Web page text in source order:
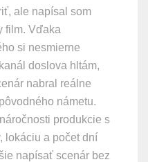
ale napísal som
film. Vďaka
si nesmierne
doslova hltám,
nabral reálne
námetu.
produkcie s
lokáciu a počet dní
napísať scenár bez